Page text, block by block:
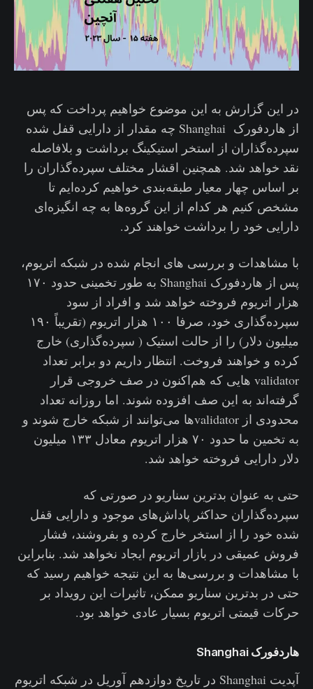
در این گزارش به این موضوع خواهیم پرداخت که پس
از هاردفورک Shanghai چه مقدار از دارایی قفل شده
سپرده‌گذاران از استخر استیکینگ برداشت و بلافاصله
نقد خواهد شد. همچنین اقشار مختلف سپرده‌گذاران را
بر اساس چهار معیار طبقه‌بندی خواهیم کرده‌ایم تا
مشخص کنیم هر کدام از این گروه‌ها به چه انگیزه‌ای
دارایی خود را برداشت خواهند کرد.
با مشاهدات و بررسی های انجام شده در شبکه اتریوم،
پس از هاردفورک Shanghai به طور تخمینی حدود ۱۷۰
هزار اتریوم فروخته خواهد شد و افراد از سود
سپرده‌گذاری خود، صرفا ۱۰۰ هزار اتریوم (تقریباً ۱۹۰
میلیون دلار) را از حالت استیک ( سپرده‌گذاری) خارج
کرده و خواهند فروخت. انتظار داریم دو برابر تعداد
validator هایی که هم‌اکنون در صف خروجی قرار
گرفته‌اند به این صف افزوده شوند. اما روزانه تعداد
محدودی از validatorها می‌توانند از شبکه خارج شوند و
به تخمین ما حدود ۷۰ هزار اتریوم معادل ۱۳۳ میلیون
دلار دارایی فروخته خواهد شد.
حتی به عنوان بدترین سناریو در صورتی که
سپرده‌گذاران حداکثر پاداش‌های موجود و دارایی قفل
شده خود را از استخر خارج کرده و بفروشند، فشار
فروش عمیقی در بازار اتریوم ایجاد نخواهد شد. بنابراین
با مشاهدات و بررسی‌ها به این نتیجه خواهیم رسید که
حتی در بدترین سناریو ممکن، تاثیرات این رویداد بر
حرکات قیمتی اتریوم بسیار عادی خواهد بود.
هاردفورک Shanghai
آپدیت Shanghai در تاریخ دوازدهم آوریل در شبکه اتریوم